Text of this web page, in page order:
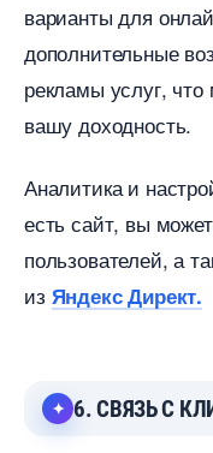
арианты для
дополнительные
рекламы услуг,
ашу доходность.
Аналитика и
есть сайт, вы
пользователей, а
из Яндекс Директ.
6. СВЯЗЬ С